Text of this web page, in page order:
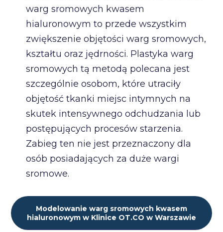
warg sromowych kwasem
hialuronowym to przede wszystkim
zwiększenie objętości warg sromowych,
kształtu oraz jędrności. Plastyka warg
sromowych tą metodą polecana jest
szczególnie osobom, które utraciły
objętość tkanki miejsc intymnych na
skutek intensywnego odchudzania lub
postępujących procesów starzenia.
Zabieg ten nie jest przeznaczony dla
osób posiadających za duże wargi
sromowe.
Modelowanie warg sromowych kwasem
hialuronowym w Klinice OT.CO w Warszawie